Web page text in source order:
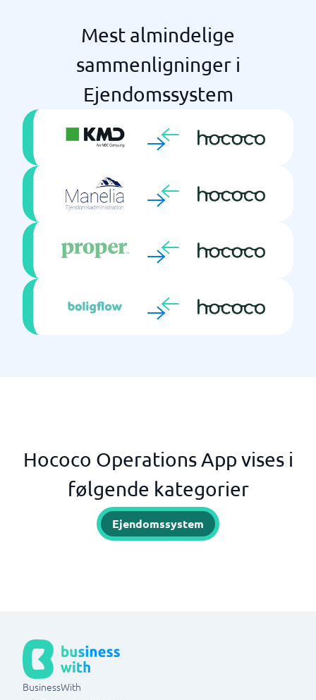
Mest almindelige
sammenligninger i
Ejendomssystem
Hococo Operations App vises i
følgende kategorier
Ejendomssystem
BusinessWith